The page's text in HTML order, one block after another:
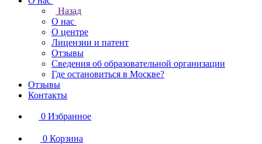
Назад
О нас
О центре
Лицензии и патент
Отзывы
Сведения об образовательной организации
Где остановиться в Москве?
Отзывы
Контакты
0 Избранное
0 Корзина